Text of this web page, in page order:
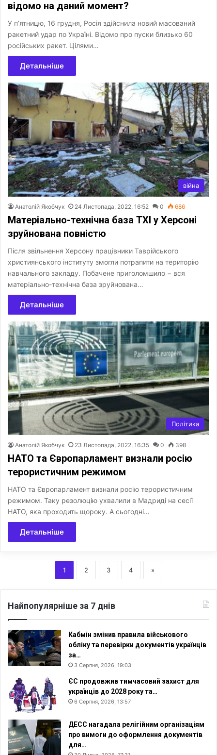
відомо на даний момент?
У п’ятницю, 16 грудня, Росія здійснила новий масований
ракетний удар по Україні. Відомо про пуски близько 60
російських ракет. Цілями…
Детальніше
війна
Анатолій Якобчук 24 Листопада, 2022, 16:52 0 686
Матеріально-технічна база ТХІ у Херсоні
зруйнована повністю
Після звільнення Херсону працівники Таврійського
християнського інституту змогли потрапити на територію
навчального закладу. Побачене приголомшило − вся
матеріально-технічна база зруйнована…
Детальніше
Політика
Анатолій Якобчук 23 Листопада, 2022, 16:35 0 398
НАТО та Європарламент визнали росію
терористичним режимом
НАТО та Європарламент визнали росію терористичним
режимом. Таку резолюцію ухвалили в Мадриді на сесії
НАТО, яка проходить щороку. А сьогодні…
Детальніше
1 2 3 4 »
Найпопулярніше за 7 днів
Кабмін змінив правила військового
обліку та перевірки документів українців
за…
3 Серпня, 2026, 19:03
ЄС продовжив тимчасовий захист для
українців до 2028 року та…
6 Серпня, 2026, 13:57
ДЕСС нагадала релігійним організаціям
про вимоги до оформлення документів
для…